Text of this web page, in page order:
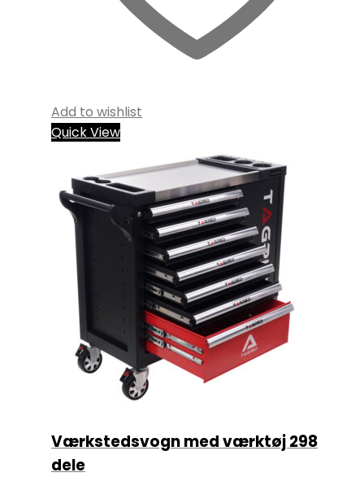
Add to wishlist
Quick View
Værkstedsvogn med værktøj 298
dele